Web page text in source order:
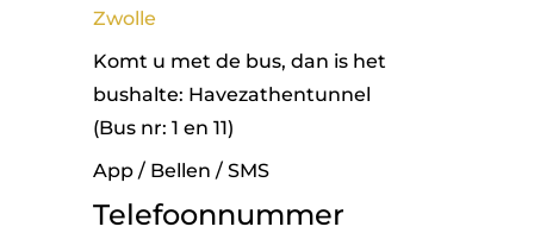
Zwolle
Komt u met de bus, dan is het
bushalte: Havezathentunnel
(Bus nr: 1 en 11)
App / Bellen / SMS
Telefoonnummer